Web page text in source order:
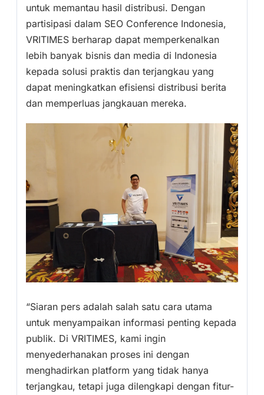
untuk memantau hasil distribusi. Dengan
partisipasi dalam SEO Conference Indonesia,
VRITIMES berharap dapat memperkenalkan
lebih banyak bisnis dan media di Indonesia
kepada solusi praktis dan terjangkau yang
dapat meningkatkan efisiensi distribusi berita
dan memperluas jangkauan mereka.
“Siaran pers adalah salah satu cara utama
untuk menyampaikan informasi penting kepada
publik. Di VRITIMES, kami ingin
menyederhanakan proses ini dengan
menghadirkan platform yang tidak hanya
terjangkau, tetapi juga dilengkapi dengan fitur-